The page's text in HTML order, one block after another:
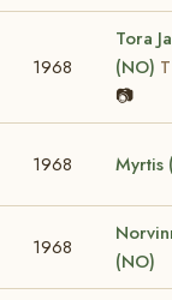
1968
Tora
(NO)
📷
1968 Myrtis
1968
(NO)